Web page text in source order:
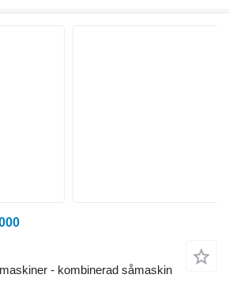
- kombinerad såmaskin